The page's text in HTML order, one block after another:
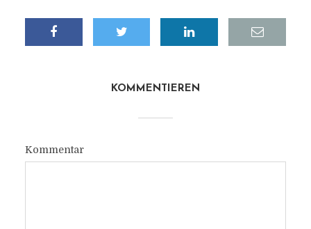
KOMMENTIEREN
Kommentar